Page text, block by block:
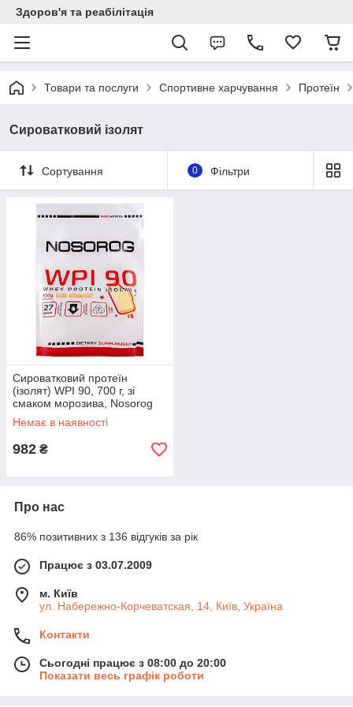
Здоров'я та реабілітація
Товари та послуги Спортивне харчування Протеїн
Сироватковий ізолят
Сортування 0 Фільтри
Сироватковий протеїн
(ізолят) WPI 90, 700 г, зі
смаком морозива, Nosorog
Немає в наявності
982 ₴
Про нас
86% позитивних з 136 відгуків за рік
Працює з 03.07.2009
м. Київ
ул. Набережно-Корчеватская, 14, Київ, Україна
Контакти
Сьогодні працює з 08:00 до 20:00
Показати весь графік роботи